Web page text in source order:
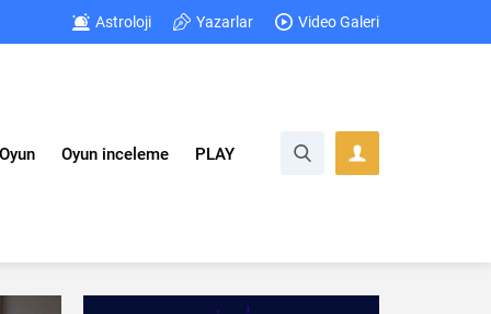
Astroloji Yazarlar Video Galeri
Oyun Oyun inceleme PLAY